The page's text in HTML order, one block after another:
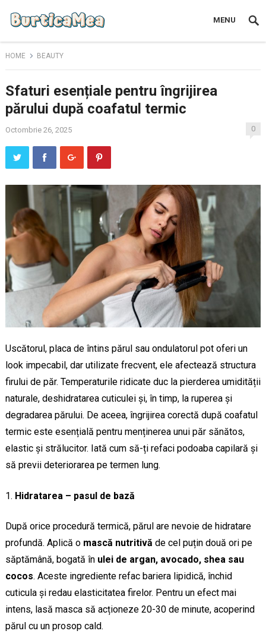
MENU
HOME BEAUTY
Sfaturi esențiale pentru îngrijirea
părului după coafatul termic
Octombrie 26, 2025 0
Uscătorul, placa de întins părul sau ondulatorul pot oferi un
look impecabil, dar utilizate frecvent, ele afectează structura
firului de păr. Temperaturile ridicate duc la pierderea umidității
naturale, deshidratarea cuticulei și, în timp, la ruperea și
degradarea părului. De aceea, îngrijirea corectă după coafatul
termic este esențială pentru menținerea unui păr sănătos,
elastic și strălucitor. Iată cum să-ți refaci podoaba capilară și
să previi deteriorarea pe termen lung.
Hidratarea – pasul de bază
După orice procedură termică, părul are nevoie de hidratare
profundă. Aplică o mască nutritivă de cel puțin două ori pe
săptămână, bogată în ulei de argan, avocado, shea sau
cocos. Aceste ingrediente refac bariera lipidică, închid
cuticula și redau elasticitatea firelor. Pentru un efect mai
intens, lasă masca să acționeze 20-30 de minute, acoperind
părul cu un prosop cald.